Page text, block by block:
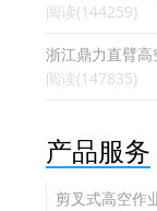
阅读(144259)
浙江鼎力直臂
阅读(147835)
产品服务
剪叉式高空作